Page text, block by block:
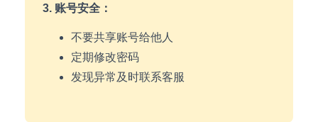
3. 账号安全：
不要共享账号给他人
定期修改密码
发现异常及时联系客服